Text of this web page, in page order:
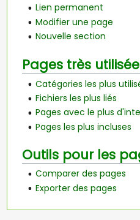
Lien permanent
Modifier une page
Nouvelle section
Pages très
Catégories les plus
Fichiers les plus liés
Pages avec le plus
Pages les plus incluses
Outils pour les
Comparer des pages
Exporter des pages